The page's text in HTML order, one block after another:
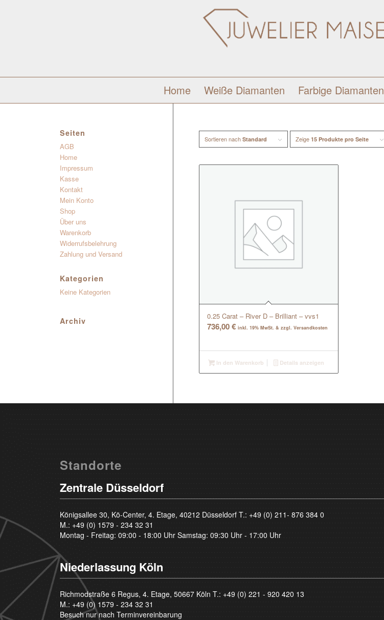
Home Weiße Diamanten Farbige Diamanten
Sortieren nachStandard Zeige15 Produkte pro Seite
0.25 Carat – River D – Brilliant – vvs1
736,00€ inkl. 19% MwSt. & zzgl. Versandkosten
In den Warenkorb Details anzeigen
Seiten
AGB
Home
Impressum
Kasse
Kontakt
Mein Konto
Shop
Über uns
Warenkorb
Widerrufsbelehrung
Zahlung und Versand
Kategorien
Keine Kategorien
Archiv
Standorte
Zentrale Düsseldorf
Königsallee 30, Kö-Center, 4. Etage, 40212 Düsseldorf T.: +49 (0) 211- 876 384 0
M.: +49 (0) 1579 - 234 32 31
Montag - Freitag: 09:00 - 18:00 Uhr Samstag: 09:30 Uhr - 17:00 Uhr
Niederlassung Köln
Richmodstraße 6 Regus, 4. Etage, 50667 Köln T.: +49 (0) 221 - 920 420 13
M.: +49 (0) 1579 - 234 32 31
Besuch nur nach Terminvereinbarung